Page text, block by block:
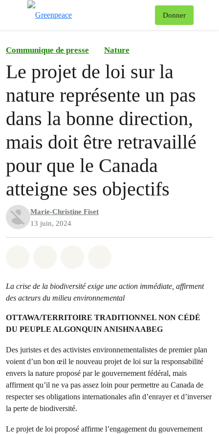
Donner
Communique de presse Nature
Le projet de loi sur la
nature représente un pas
dans la bonne direction,
mais doit être retravaillé
pour que le Canada
atteigne ses objectifs
Marie-Christine Fiset
13 juin, 2024
La crise de la biodiversité exige une action immédiate, affirment
des acteurs du milieu environnemental
OTTAWA/TERRITOIRE TRADITIONNEL NON CÉDÉ
DU PEUPLE ALGONQUIN ANISHNAABEG
Des juristes et des activistes environnementalistes de premier plan
voient d’un bon œil le nouveau projet de loi sur la responsabilité
envers la nature proposé par le gouvernement fédéral, mais
affirment qu’il ne va pas assez loin pour permettre au Canada de
respecter ses obligations internationales afin d’enrayer et d’inverser
la perte de biodiversité.
Le projet de loi proposé affirme l’engagement du gouvernement